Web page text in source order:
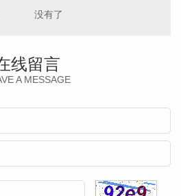
没有了
线留言
A MESSAGE